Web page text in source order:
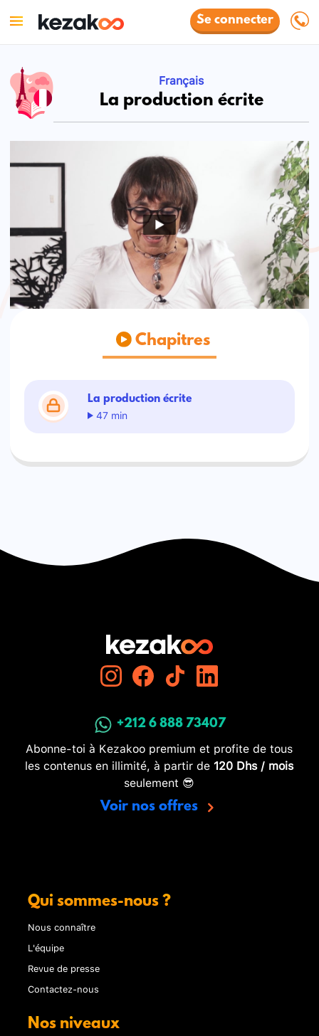
Se connecter
Français
La production écrite
Chapitres
La production écrite
47 min
+212 6 888 73407
Abonne-toi à Kezakoo premium et profite de tous
les contenus en illimité, à partir de 120 Dhs / mois
seulement 😎
Voir nos offres
Qui sommes-nous ?
Nous connaître
L'équipe
Revue de presse
Contactez-nous
Nos niveaux